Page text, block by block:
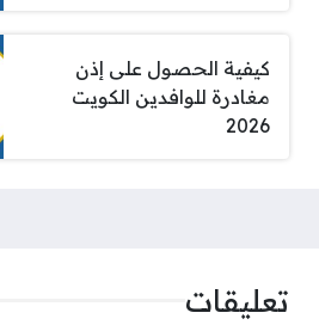
كيفية الحصول على إذن
مغادرة للوافدين الكويت
2026
تعليقات